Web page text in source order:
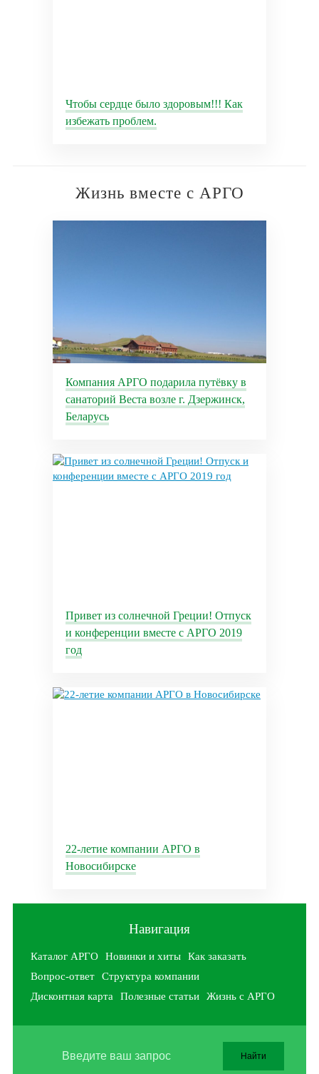
Чтобы сердце было здоровым!!! Как
избежать проблем.
Жизнь вместе с АРГО
Компания АРГО подарила путёвку в
санаторий Веста возле г. Дзержинск,
Беларусь
Привет из солнечной Греции! Отпуск
и конференции вместе с АРГО 2019
год
22-летие компании АРГО в
Новосибирске
Навигация
Каталог АРГО Новинки и хиты
Как заказать
Вопрос-ответ
Структура компании
Дисконтная карта
Полезные статьи Жизнь с АРГО